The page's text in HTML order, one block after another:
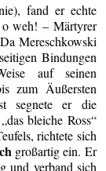
fand er echte
o weh! – Märtyrer
Mereschkowski
Bindungen
auf seinen
zum Äußersten
segnete er die
bleiche Ross“
richtete sich
großartig ein. Er
und verband sich